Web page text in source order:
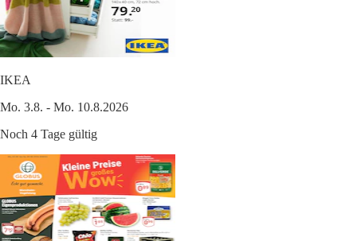
IKEA
Mo. 3.8. - Mo. 10.8.2026
Noch 4 Tage gültig